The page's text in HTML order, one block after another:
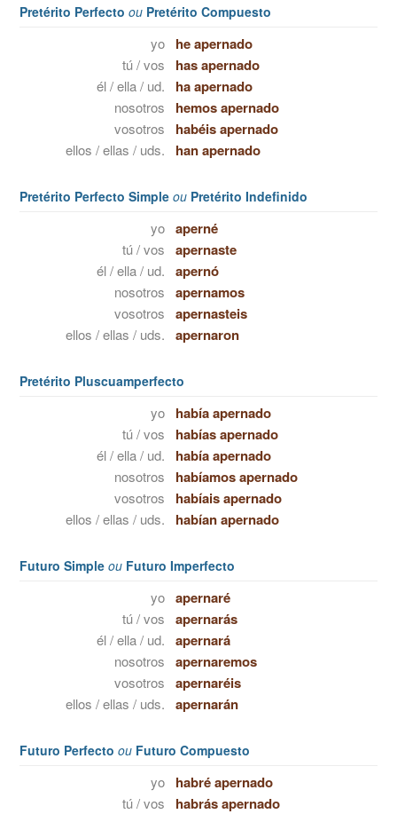
Pretérito Perfecto ou Pretérito Compuesto
yo he apernado
tú / vos has apernado
él / ella / ud. ha apernado
nosotros hemos apernado
vosotros habéis apernado
ellos / ellas / uds. han apernado
Pretérito Perfecto Simple ou Pretérito Indefinido
yo aperné
tú / vos apernaste
él / ella / ud. apernó
nosotros apernamos
vosotros apernasteis
ellos / ellas / uds. apernaron
Pretérito Pluscuamperfecto
yo había apernado
tú / vos habías apernado
él / ella / ud. había apernado
nosotros habíamos apernado
vosotros habíais apernado
ellos / ellas / uds. habían apernado
Futuro Simple ou Futuro Imperfecto
yo apernaré
tú / vos apernarás
él / ella / ud. apernará
nosotros apernaremos
vosotros apernaréis
ellos / ellas / uds. apernarán
Futuro Perfecto ou Futuro Compuesto
yo habré apernado
tú / vos habrás apernado